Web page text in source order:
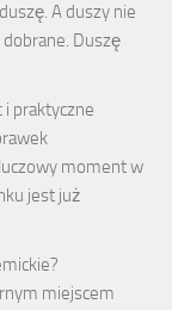
A duszy nie
Duszę
praktyczne
moment w
jest już
miejscem